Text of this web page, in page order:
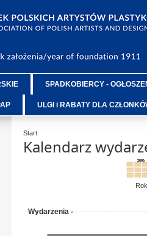
SPADKOBIERCY -
ULGI i RABATY DLA
Start
Kalendarz
Rok
Wydarzenia -